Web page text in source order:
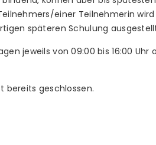
einer Teilnehmerin
späteren Schulung
jeweils von 09:00 bis 16:00
bereits geschlossen.